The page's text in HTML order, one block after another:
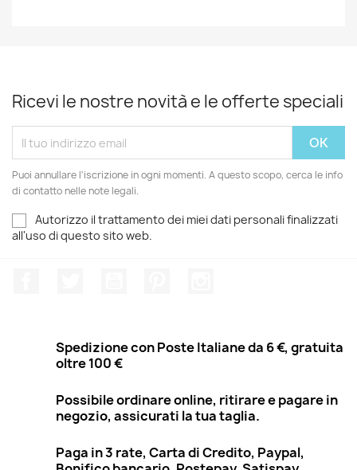
Ricevi le nostre novità e le offerte speciali
Puoi annullare l'iscrizione in ogni momenti. A questo scopo, cerca le info
di contatto nelle note legali.
Autorizzo il trattamento dei miei dati personali finalizzati
all'uso di questo sito web.
Spedizione con Poste Italiane da 6 €, gratuita
oltre 100 €
Possibile ordinare online, ritirare e pagare in
negozio, assicurati la tua taglia.
Paga in 3 rate, Carta di Credito, Paypal,